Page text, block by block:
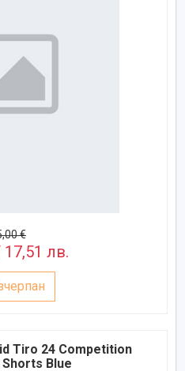
€
лв.
Tiro 24 Competition
Blue